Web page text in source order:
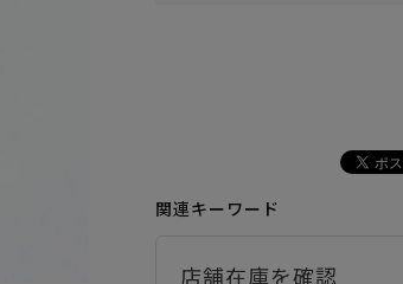
関連キーワード